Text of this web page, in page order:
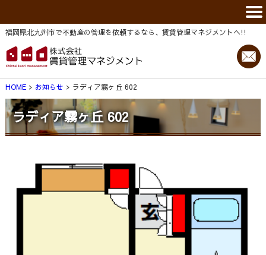
福岡県北九州市で不動産の管理を依頼するなら、賃貸管理マネジメントヘ!!
HOME お知らせ ラディア霧ヶ丘 602
ラディア霧ヶ丘 602